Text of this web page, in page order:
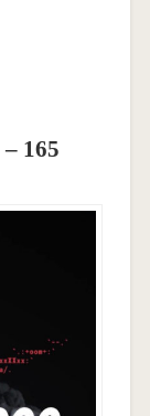
– 165